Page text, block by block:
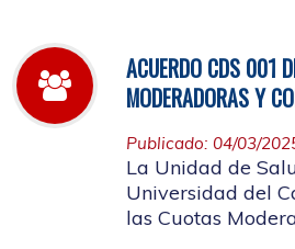
ACUERDO CDS 001
MODERADORAS Y
Publicado: 04/03/
La Unidad de
Universidad del
las Cuotas Moderadoras,